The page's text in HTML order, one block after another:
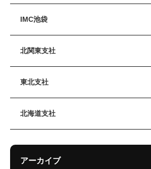
IMC池袋
北関東支社
東北支社
北海道支社
アーカイブ